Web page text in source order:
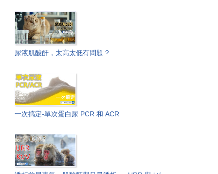
尿液肌酸酐，太高太低有問題 ?
一次搞定-單次蛋白尿 PCR 和 ACR